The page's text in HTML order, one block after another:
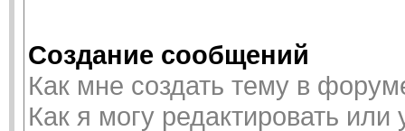
Создание сообщений
Как мне создать тему в
Как я могу редактировать